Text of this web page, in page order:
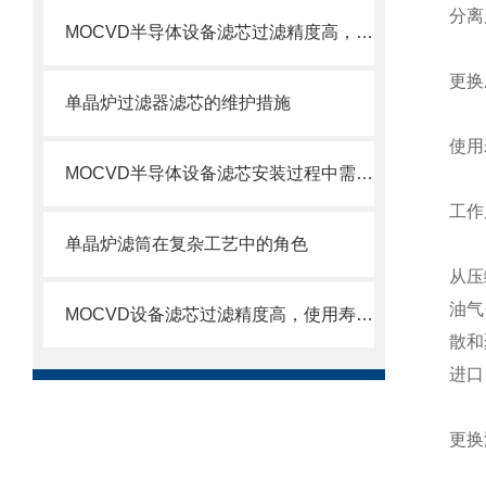
MOCVD半导体设备滤芯过滤精度高，使用寿命长
单晶炉过滤器滤芯的维护措施
MOCVD半导体设备滤芯安装过程中需要注意的几个关键步骤
单晶炉滤筒在复杂工艺中的角色
MOCVD设备滤芯过滤精度高，使用寿命长
分
更
使
工
从
油
散
进
更